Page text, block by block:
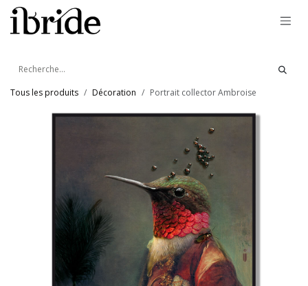
Se rendre au contenu
Tous les produits Décoration Portrait collector Ambroise